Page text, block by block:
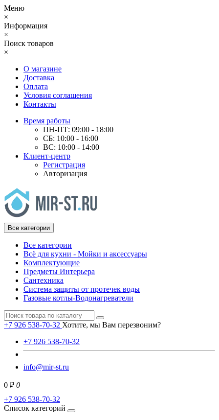
Меню
×
Информация
×
Поиск товаров
×
О магазине
Доставка
Оплата
Условия соглашения
Контакты
Время работы
ПН-ПТ: 09:00 - 18:00
СБ: 10:00 - 16:00
ВС: 10:00 - 14:00
Клиент-центр
Регистрация
Авторизация
Все категории
Все категории
Всё для кухни - Мойки и аксессуары
Комплектующие
Предметы Интерьера
Сантехника
Система защиты от протечек воды
Газовые котлы-Водонагреватели
+7 926 538-70-32 Хотите, мы Вам перезвоним?
+7 926 538-70-32
info@mir-st.ru
0 ₽ 0
+7 926 538-70-32
Список категорий